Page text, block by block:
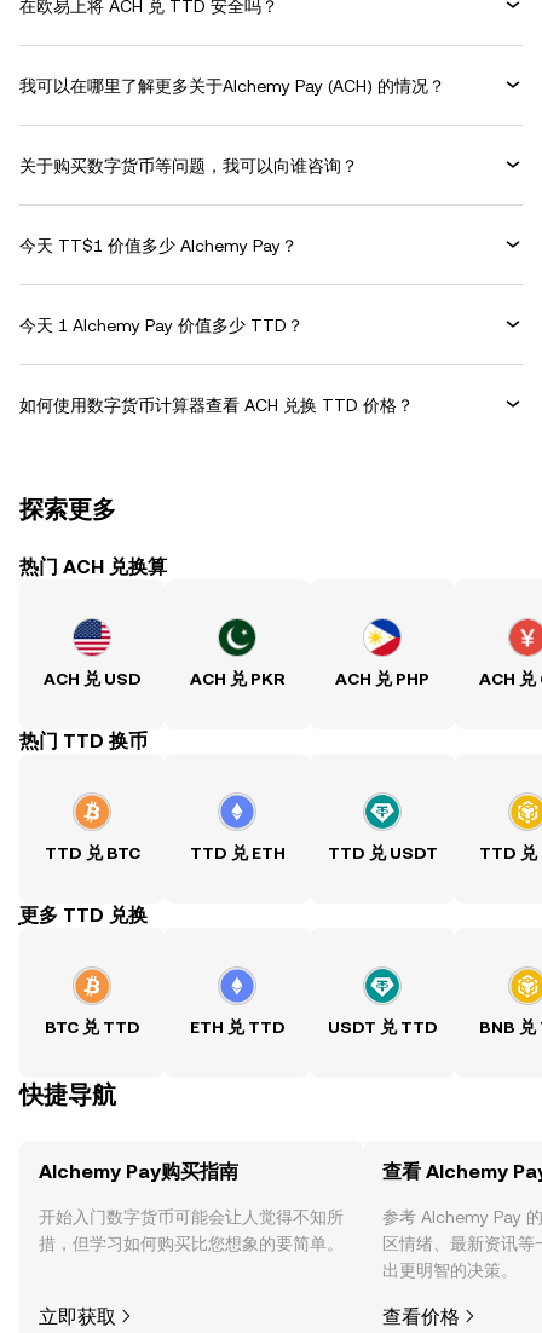
在欧易上将 ACH 兑 TTD 安全吗？
我可以在哪里了解更多关于Alchemy Pay (ACH) 的情况？
关于购买数字货币等问题，我可以向谁咨询？
今天 TT$1 价值多少 Alchemy Pay？
今天 1 Alchemy Pay 价值多少 TTD？
如何使用数字货币计算器查看 ACH 兑换 TTD 价格？
探索更多
热门 ACH 兑换算
ACH 兑 USD ACH 兑 PKR ACH 兑 PHP ACH 兑
热门 TTD 换币
TTD 兑 BTC TTD 兑 ETH TTD 兑 USDT TTD 兑
ִִִִִִִִִִִִִִִִִִִִִִִִִִִִִִִִִִִִִִִִִִִִִִִִ更多 TTD 兑换
BTC 兑 TTD ETH 兑 TTD USDT 兑 TTD BNB 兑
快捷导航
Alchemy Pay购买指南
开始入门数字货币可能会让人觉得不知所
措，但学习如何购买比您想象的要简单。
立即获取
查看 Alchemy
参考 Alchemy Pay
区情绪、最新资讯
出更明智的决策。
查看价格